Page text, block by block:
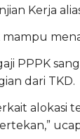
Kerja
PPPK
dari TKD.
alokasi